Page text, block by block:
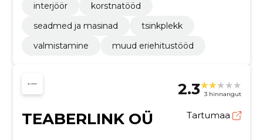
interjöör
korstnatööd
seadmed ja masinad
tsinkplekk
valmistamine
muud eriehitustööd
2.3 3 hinnangut
TEABERLINK OÜ Tartumaa